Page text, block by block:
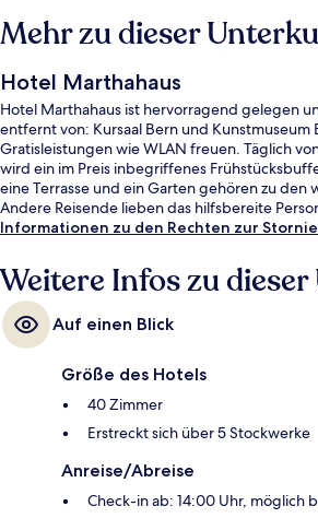
Mehr zu dieser
Hotel Marthahaus
Hotel Marthahaus ist hervorragend gelegen
entfernt von: Kursaal Bern und Kunstmuseum
Gratisleistungen wie WLAN freuen. Täglich
wird ein im Preis inbegriffenes
eine Terrasse und ein Garten gehören zu den
Andere Reisende lieben das hilfsbereite
Informationen zu den Rechten zur
Weitere Infos zu
Auf einen Blick
Größe des Hotels
40 Zimmer
Erstreckt sich über 5 Stockwerke
Anreise/Abreise
Check-in ab: 14:00 Uhr, möglich